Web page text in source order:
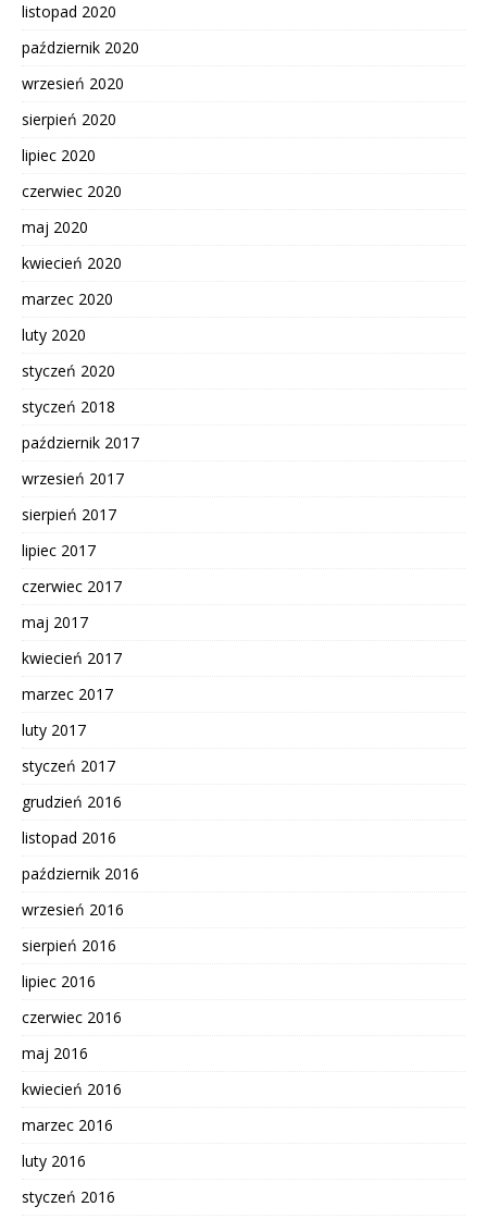
listopad 2020
październik 2020
wrzesień 2020
sierpień 2020
lipiec 2020
czerwiec 2020
maj 2020
kwiecień 2020
marzec 2020
luty 2020
styczeń 2020
styczeń 2018
październik 2017
wrzesień 2017
sierpień 2017
lipiec 2017
czerwiec 2017
maj 2017
kwiecień 2017
marzec 2017
luty 2017
styczeń 2017
grudzień 2016
listopad 2016
październik 2016
wrzesień 2016
sierpień 2016
lipiec 2016
czerwiec 2016
maj 2016
kwiecień 2016
marzec 2016
luty 2016
styczeń 2016